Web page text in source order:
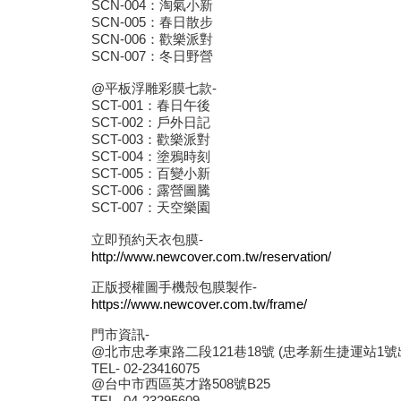
SCN-004：淘氣小新
SCN-005：春日散步
SCN-006：歡樂派對
SCN-007：冬日野營
@平板浮雕彩膜七款-
SCT-001：春日午後
SCT-002：戶外日記
SCT-003：歡樂派對
SCT-004：塗鴉時刻
SCT-005：百變小新
SCT-006：露營圖騰
SCT-007：天空樂園
立即預約天衣包膜-
http://www.newcover.com.tw/reservation/
正版授權圖手機殼包膜製作-
https://www.newcover.com.tw/frame/
門市資訊-
@北市忠孝東路二段121巷18號 (忠孝新生捷運站1號
TEL- 02-23416075
@台中市西區英才路508號B25